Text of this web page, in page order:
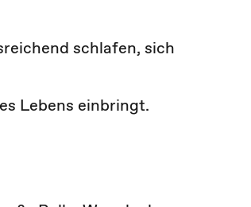
schlafen, sich
Lebens einbringt.